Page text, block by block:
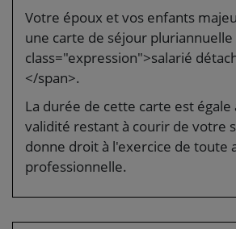
Votre époux et vos enfants
une carte de séjour pluriannuelle
class="expression">salarié
</span>.
La durée de cette carte est égale
validité restant à courir de votre
donne droit à l'exercice de toute
professionnelle.